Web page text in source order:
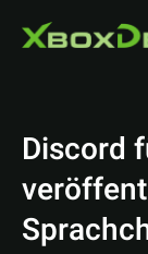
Discord